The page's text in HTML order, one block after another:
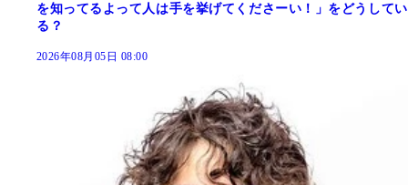
を知ってるよって人は手を挙げてくださーい！」をどうしてい
る？
2026年08月05日 08:00